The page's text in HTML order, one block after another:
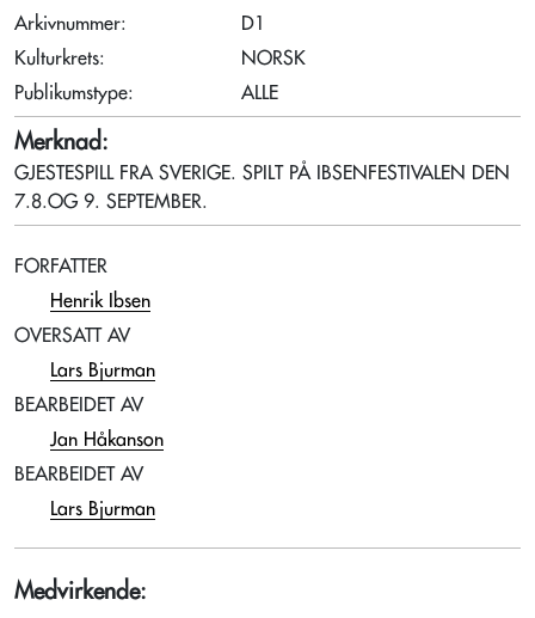
Arkivnummer:
D1
Kulturkrets:
NORSK
Publikumstype:
ALLE
Merknad:
GJESTESPILL FRA SVERIGE. SPILT PÅ IBSENFESTIVALEN DEN
7.8.OG 9. SEPTEMBER.
FORFATTER
Henrik Ibsen
OVERSATT AV
Lars Bjurman
BEARBEIDET AV
Jan Håkanson
BEARBEIDET AV
Lars Bjurman
Medvirkende: